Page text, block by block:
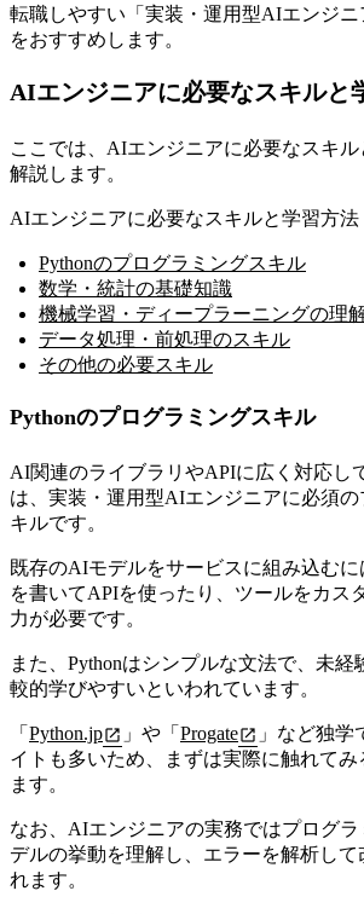
転職しやすい「実装・運用型AIエンジニ
をおすすめします。
AIエンジニアに必要なスキルと
ここでは、AIエンジニアに必要なスキ
解説します。
AIエンジニアに必要なスキルと学習方法
Pythonのプログラミングスキル
数学・統計の基礎知識
機械学習・ディープラーニングの理
データ処理・前処理のスキル
その他の必要スキル
Pythonのプログラミングスキル
AI関連のライブラリやAPIに広く対応し
は、実装・運用型AIエンジニアに必須の
キルです。
既存のAIモデルをサービスに組み込むに
を書いてAPIを使ったり、ツールをカス
力が必要です。
また、Pythonはシンプルな文法で、未経
較的学びやすいといわれています。
「 Python.jp 」や「 Progate
」など独学
イトも多いため、まずは実際に触れてみ
ます。
なお、AIエンジニアの実務ではプログ
デルの挙動を理解し、エラーを解析して
れます。